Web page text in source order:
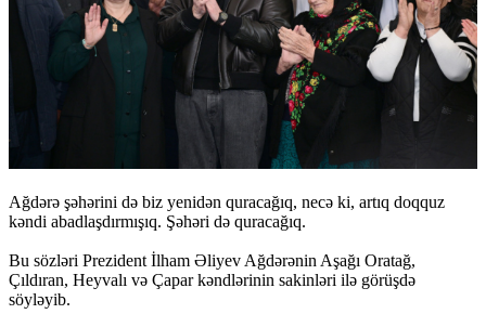
Ağdərə şəhərini də biz yenidən quracağıq, necə ki, artıq doqquz
kəndi abadlaşdırmışıq. Şəhəri də quracağıq.
Bu sözləri Prezident İlham Əliyev Ağdərənin Aşağı Oratağ,
Çıldıran, Heyvalı və Çapar kəndlərinin sakinləri ilə görüşdə
söyləyib.